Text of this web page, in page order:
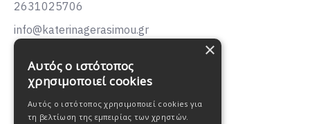
2631025706
info@katerinagerasimou.gr
GERASIMOU
FASHION
×
Αυτός ο ιστότοπος
χρησιμοποιεί cookies
Αυτός ο ιστότοπος χρησιμοποιεί cookies για
τη βελτίωση της εμπειρίας των χρηστών.